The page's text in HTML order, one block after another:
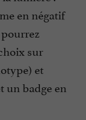
en négatif
sur
et
un badge en